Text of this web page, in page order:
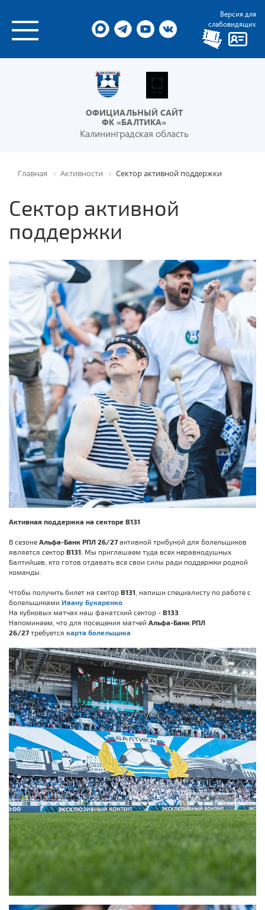
Версия для
слабовидящих
ОФИЦИАЛЬНЫЙ САЙТ
ФК «БАЛТИКА»
Калининградская область
Главная Активности Сектор активной поддержки
Сектор активной
поддержки
Активная поддержка на секторе B131
В сезоне Альфа-Банк РПЛ 26/27 активной трибуной для болельщиков
является сектор B131 . Мы приглашаем туда всех неравнодушных
Балтийцев, кто готов отдавать все свои силы ради поддержки родной
команды.
Чтобы получить билет на сектор B131 , напиши специалисту по работе с
болельщиками Ивану Букаренко
На кубковых матчах наш фанатский сектор - B133
Напоминаем, что для посещения матчей Альфа-Банк РПЛ
26/27 требуется карта болельщика